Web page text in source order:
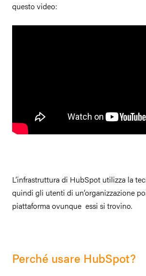
questo video:
L’infrastruttura di HubSpot utilizza la
quindi gli utenti di un’organizzazione
piattaforma ovunque essi si trovino.
Perché usare HubSpot?